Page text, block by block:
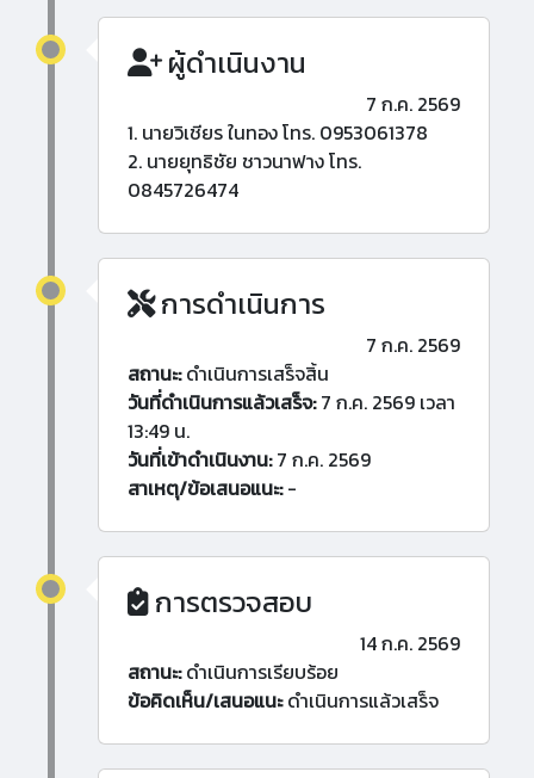
ผู้ดำเนินงาน
7 ก.ค. 2569
1. นายวิเชียร ในทอง โทร. 0953061378
2. นายยุทธิชัย ชาวนาฟาง โทร.
0845726474
การดำเนินการ
7 ก.ค. 2569
สถานะ:ดำเนินการเสร็จสิ้น
วันที่ดำเนินการแล้วเสร็จ:7 ก.ค. 2569 เวลา
13:49 น.
วันที่เข้าดำเนินงาน:7 ก.ค. 2569
สาเหตุ/ข้อเสนอแนะ:-
การตรวจสอบ
14 ก.ค. 2569
สถานะ:ดำเนินการเรียบร้อย
ข้อคิดเห็น/เสนอแนะดำเนินการแล้วเสร็จ